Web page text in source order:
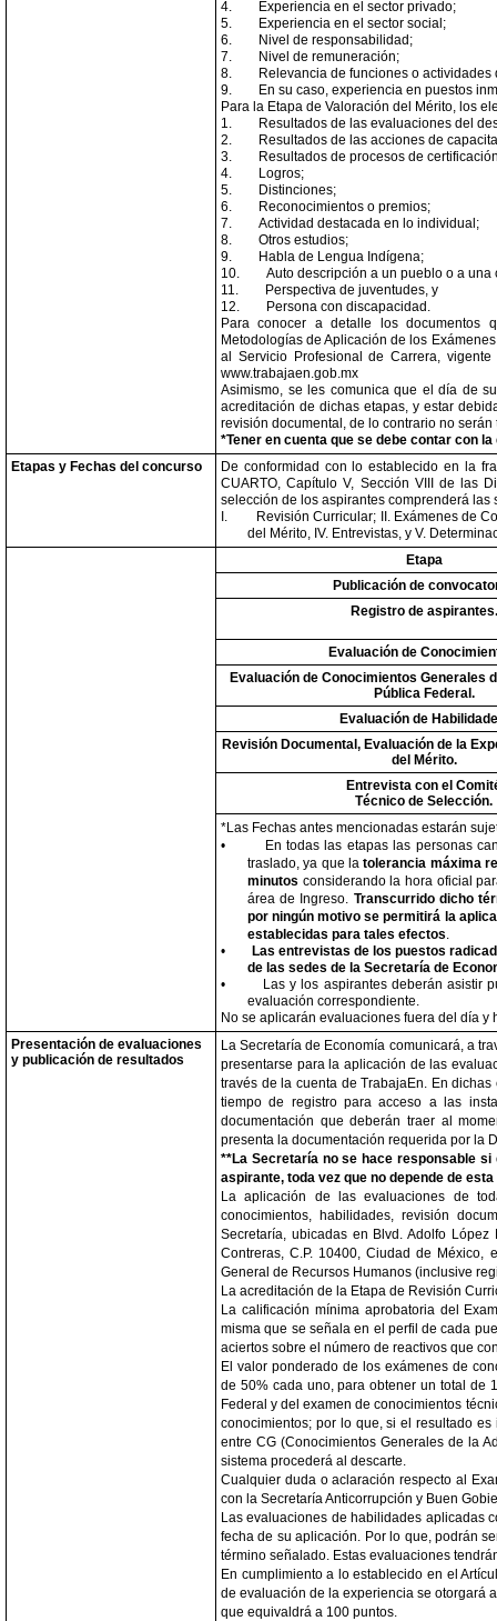
4.
Experiencia en el sector privado;
5.
Experiencia en el sector social;
6.
Nivel de responsabilidad;
7.
Nivel de remuneración;
8.
Relevancia de funciones o
9.
En su caso, experiencia en puestos
Para la Etapa de Valoración del Mérito, los
1.
Resultados de las evaluaciones del
2.
Resultados de las acciones de
3.
Resultados de procesos de
4.
Logros;
5.
Distinciones;
6.
Reconocimientos o premios;
7.
Actividad destacada en lo individual;
8.
Otros estudios;
9.
Habla de Lengua Indígena;
10.
Auto descripción a un pueblo o a
11.
Perspectiva de juventudes, y
12.
Persona con discapacidad.
Para conocer a detalle los documentos
Metodologías de Aplicación de los
al Servicio Profesional de Carrera,
www.trabajaen.gob.mx
Asimismo, se les comunica que el día de
acreditación de dichas etapas, y estar
revisión documental, de lo contrario no serán
*Tener en cuenta que se debe contar con
Etapas y Fechas del concurso
De conformidad con lo establecido en la
CUARTO, Capítulo V, Sección VIII de las
selección de los aspirantes comprenderá las
I.
Revisión Curricular; II. Exámenes de
del Mérito, IV. Entrevistas, y V.
Etapa
Publicación de
Registro de aspirantes.
Evaluación de
Evaluación de Conocimientos Generales
Pública Federal.
Evaluación de
Revisión Documental, Evaluación de la
del Mérito.
Entrevista con el
Técnico de Selección.
*Las Fechas antes mencionadas estarán
•
En todas las etapas las personas
traslado, ya que latolerancia máxima
minutos considerando la hora oficial
área de Ingreso. Transcurrido dicho
por ningún motivo se permitirá la
establecidas para tales efectos.
•
Las entrevistas de los puestos
de las sedes de la Secretaría de
•
Las y los aspirantes deberán asistir
evaluación correspondiente.
No se aplicarán evaluaciones fuera del día
Presentación de evaluaciones
y publicación de resultados
La Secretaría de Economía comunicará, a
presentarse para la aplicación de las
través de la cuenta de TrabajaEn. En
tiempo de registro para acceso a las
documentación que deberán traer al
presenta la documentación requerida por la
**La Secretaría no se hace responsable
aspirante, toda vez que no depende de
La aplicación de las evaluaciones de
conocimientos, habilidades, revisión
Secretaría, ubicadas en Blvd. Adolfo
Contreras, C.P. 10400, Ciudad de
General de Recursos Humanos (inclusive
La acreditación de la Etapa de Revisión
La calificación mínima aprobatoria del
misma que se señala en el perfil de cada
aciertos sobre el número de reactivos que
El valor ponderado de los exámenes de
de 50% cada uno, para obtener un total de
Federal y del examen de conocimientos
conocimientos; por lo que, si el resultado
entre CG (Conocimientos Generales de la
sistema procederá al descarte.
Cualquier duda o aclaración respecto al
con la Secretaría Anticorrupción y Buen
Las evaluaciones de habilidades aplicadas
fecha de su aplicación. Por lo que, podrán
término señalado. Estas evaluaciones
En cumplimiento a lo establecido en el
de evaluación de la experiencia se otorgará
que equivaldrá a 100 puntos.